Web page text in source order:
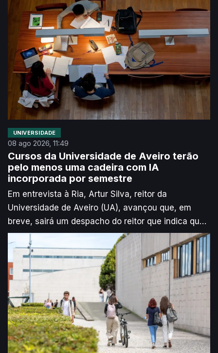
UNIVERSIDADE
08 ago 2026, 11:49
Cursos da Universidade de Aveiro terão
pelo menos uma cadeira com IA
incorporada por semestre
Em entrevista à Ria, Artur Silva, reitor da
Universidade de Aveiro (UA), avançou que, em
breve, sairá um despacho do reitor que indica que,
pelo menos, “20%” das unidades curriculares de
cada curso devem passar a ter Inteligência
Artificial incorporada a partir do próximo ano letivo.
Segundo explica o responsável, o objetivo é que
não haja “nenhum estudante [que] passe pela UA
que não saiba utilizar bem e fazer bem algo usando
esta ferramenta”.